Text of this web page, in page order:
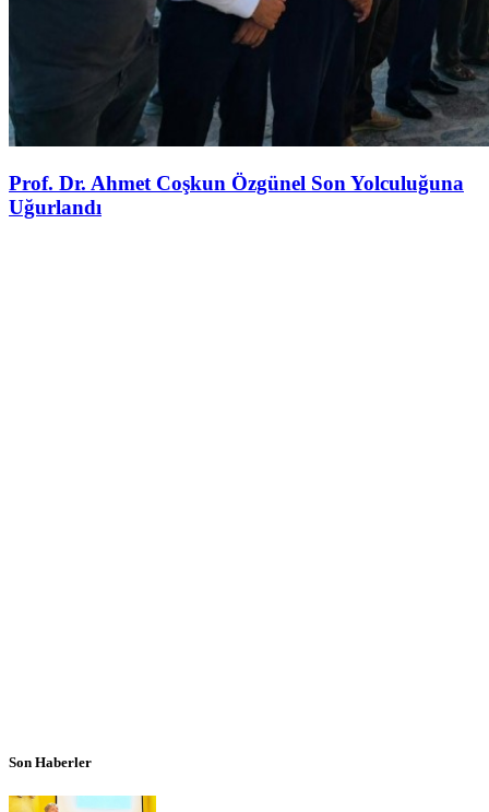
Prof. Dr. Ahmet Coşkun Özgünel Son Yolculuğuna
Uğurlandı
Son Haberler